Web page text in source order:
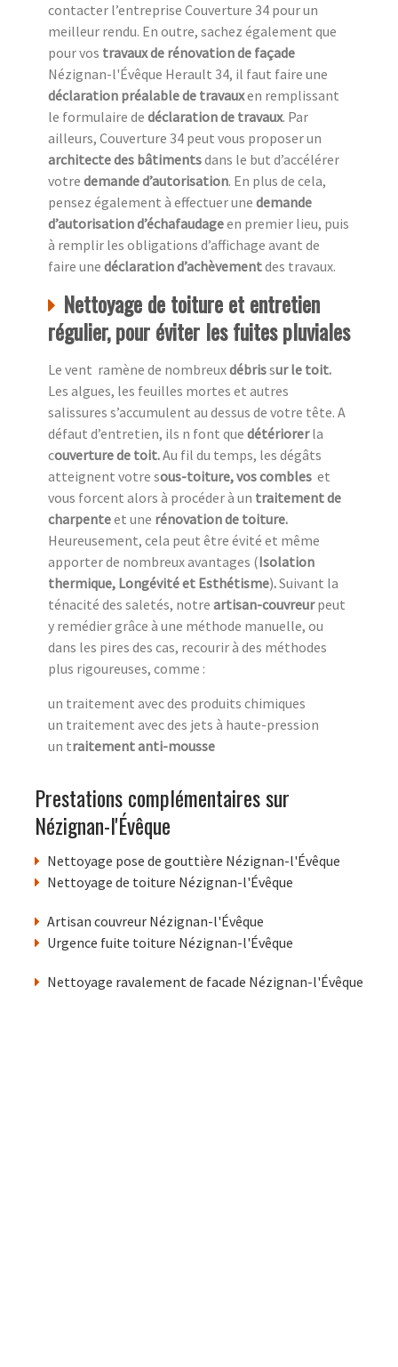
contacter l’entreprise Couverture 34 pour un
meilleur rendu. En outre, sachez également que
pour vos travaux de rénovation de façade
Nézignan-l'Évêque Herault 34, il faut faire une
déclaration préalable de travauxen remplissant
le formulaire de déclaration de travaux. Par
ailleurs, Couverture 34 peut vous proposer un
architecte des bâtimentsdans le but d’accélérer
votre demande d’autorisation. En plus de cela,
pensez également à effectuer une demande
d’autorisation d’échafaudageen premier lieu, puis
à remplir les obligations d’affichage avant de
faire une déclaration d’achèvementdes travaux.
Nettoyage de toiture et entretien
régulier, pour éviter les fuites pluviales
Le vent ramène de nombreuxdébrissur le toit.
Les algues, les feuilles mortes et autres
salissures s’accumulent au dessus de votre tête. A
défaut d’entretien, ils n font que détériorerla
couverture de toit.Au fil du temps, les dégâts
atteignent votre sous-toiture, vos combles et
vous forcent alors à procéder à un traitement de
charpenteet une rénovation de toiture.
Heureusement, cela peut être évité et même
apporter de nombreux avantages (Isolation
thermique, Longévité et Esthétisme).Suivant la
ténacité des saletés, notre artisan-couvreurpeut
y remédier grâce à une méthode manuelle, ou
dans les pires des cas, recourir à des méthodes
plus rigoureuses, comme :
un traitement avec des produits chimiques
un traitement avec des jets à haute-pression
un traitement anti-mousse
Prestations complémentaires sur
Nézignan-l'Évêque
Nettoyage pose de gouttière Nézignan-l'Évêque
Nettoyage de toiture Nézignan-l'Évêque
Artisan couvreur Nézignan-l'Évêque
Urgence fuite toiture Nézignan-l'Évêque
Nettoyage ravalement de facade Nézignan-l'Évêque